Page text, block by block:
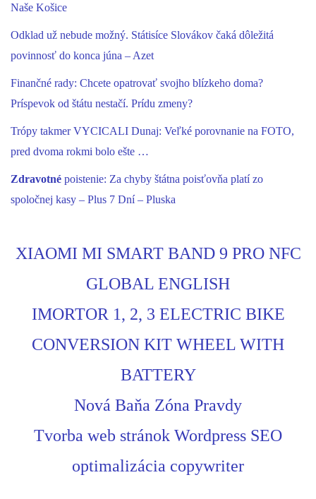
Naše Košice
Odklad už nebude možný. Státisíce Slovákov čaká dôležitá
povinnosť do konca júna – Azet
Finančné rady: Chcete opatrovať svojho blízkeho doma?
Príspevok od štátu nestačí. Prídu zmeny?
Trópy takmer VYCICALI Dunaj: Veľké porovnanie na FOTO,
pred dvoma rokmi bolo ešte …
Zdravotné poistenie: Za chyby štátna poisťovňa platí zo
spoločnej kasy – Plus 7 Dní – Pluska
XIAOMI MI SMART BAND 9 PRO NFC
GLOBAL ENGLISH
IMORTOR 1, 2, 3 ELECTRIC BIKE
CONVERSION KIT WHEEL WITH
BATTERY
Nová Baňa Zóna Pravdy
Tvorba web stránok Wordpress SEO
optimalizácia copywriter